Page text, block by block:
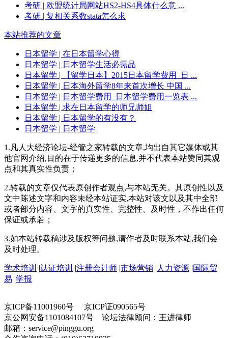
考研 | 欧盟统计局网站HS2-HS4具体什么意 ...
考研 | 复相关系数stata怎么求
本站推荐的文章
日本留学 | 在日本留学心得
日本留学 | 日本留学生活必需品
日本留学 | 【留学日本】2015日本留学费用_日 ...
日本留学 | 日本海外留学8年来首次增长 中国 ...
日本留学 | 日本留学费用_日本留学费用一览表 ...
日本留学 | 求在日本留学的师兄师姐
日本留学 | 日本留学的有没有？
日本留学 | 日本留学
1.凡人大经济论坛-经管之家转载的文章,均出自其它媒体或其
他官网介绍,目的在于传递更多的信息,并不代表本站赞同其观
点和其真实性负责；
2.转载的文章仅代表原创作者观点,与本站无关。其原创性以及
文中陈述文字和内容未经本站证实,本站对该文以及其中全部
或者部分内容、文字的真实性、完整性、及时性，不作出任何
保证或承若；
3.如本站转载稿涉及版权等问题,请作者及时联系本站,我们会
及时处理。
学术培训 |认证培训 |注册会计师 |市场营销 | 人力资源 |国际贸
易 |学报
京ICP备11001960号 京ICP证090565号
京公网安备1101084107号 论坛法律顾问：王进律师
邮箱：service@pinggu.org